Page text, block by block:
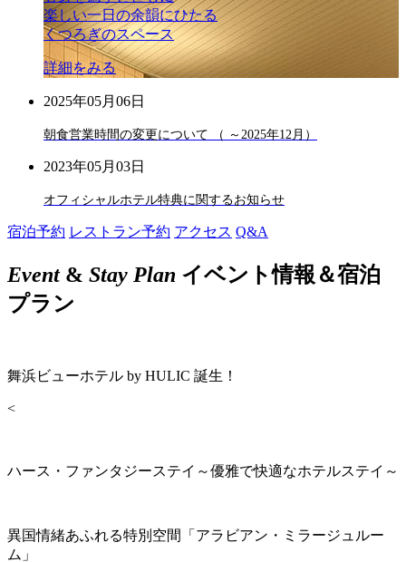
楽しい一日の余韻にひたる
くつろぎのスペース
詳細をみる
2025年05月06日
朝食営業時間の変更について （ ～2025年12月）
2023年05月03日
オフィシャルホテル特典に関するお知らせ
宿泊予約 レストラン予約 アクセス Q&A
Event& Stay Plan イベント情報＆宿泊
プラン
舞浜ビューホテル by HULIC 誕生！
<
ハース・ファンタジーステイ～優雅で快適なホテルステイ～
異国情緒あふれる特別空間「アラビアン・ミラージュルー
ム」